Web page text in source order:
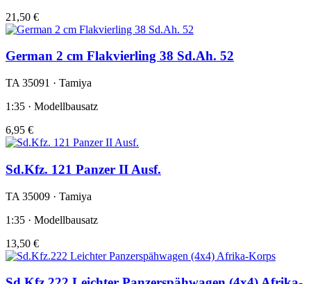
21,50 €
German 2 cm Flakvierling 38 Sd.Ah. 52
TA 35091 · Tamiya
1:35 · Modellbausatz
6,95 €
Sd.Kfz. 121 Panzer II Ausf.
TA 35009 · Tamiya
1:35 · Modellbausatz
13,50 €